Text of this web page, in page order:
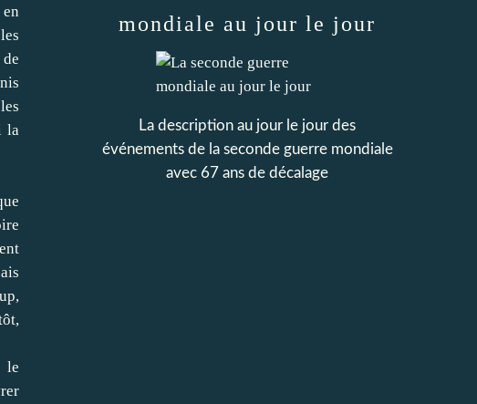
la
le
mondiale au jour le jour
La description au jour le jour des
événements de la seconde guerre mondiale
avec 67 ans de décalage